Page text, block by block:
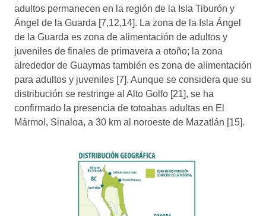
adultos permanecen en la región de la Isla Tiburón y
Ángel de la Guarda [7,12,14]. La zona de la Isla Ángel
de la Guarda es zona de alimentación de adultos y
juveniles de finales de primavera a otoño; la zona
alrededor de Guaymas también es zona de alimentación
para adultos y juveniles [7]. Aunque se considera que su
distribución se restringe al Alto Golfo [21], se ha
confirmado la presencia de totoabas adultas en El
Mármol, Sinaloa, a 30 km al noroeste de Mazatlán [15].